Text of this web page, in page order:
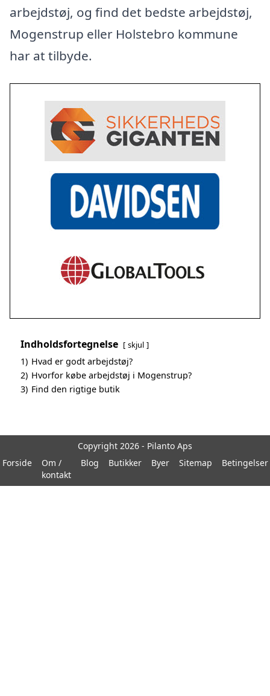
arbejdstøj, og find det bedste arbejdstøj,
Mogenstrup eller Holstebro kommune
har at tilbyde.
Indholdsfortegnelse skjul
1) Hvad er godt arbejdstøj?
2) Hvorfor købe arbejdstøj i Mogenstrup?
3) Find den rigtige butik
Copyright 2026 - Pilanto Aps
Forside
Om /
kontakt
Blog Butikker Byer Sitemap Betingelser